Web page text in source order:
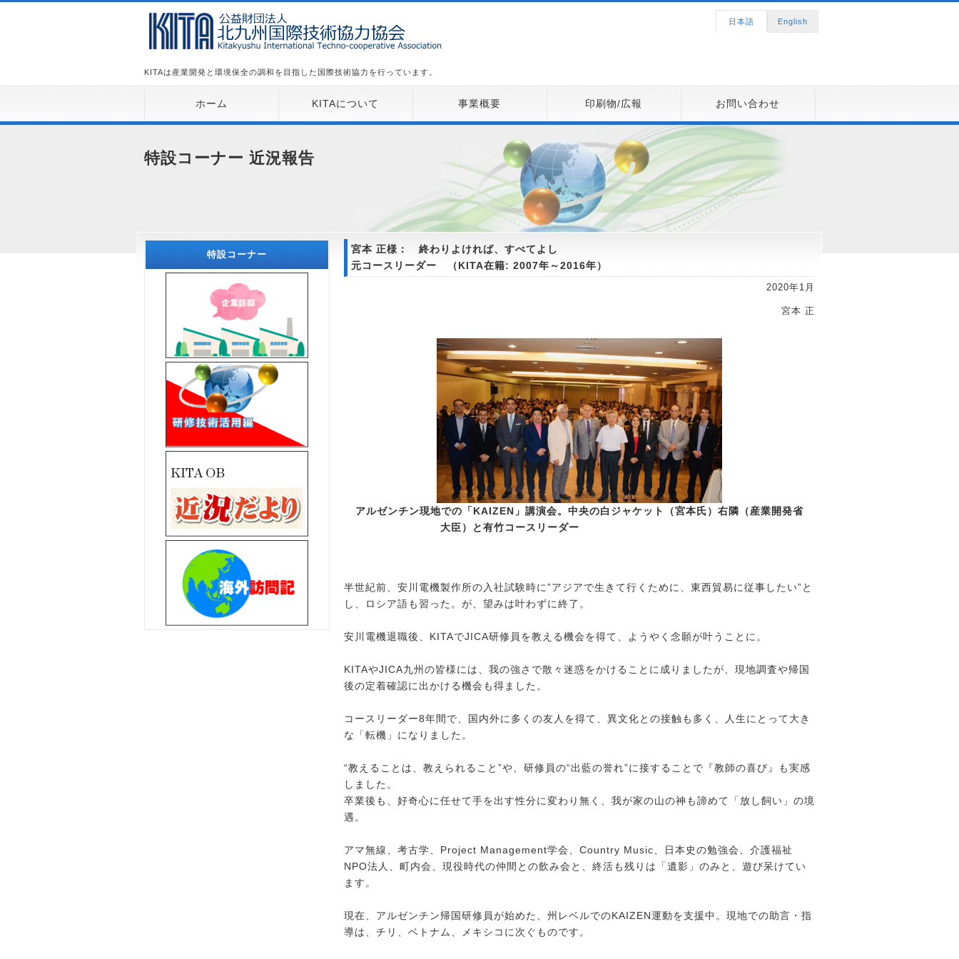
日本語 English
KITAは産業開発と環境保全の調和を目指した国際技術協力を行っています。
ホーム KITAについて 事業概要 印刷物/広報 お問い合わせ
特設コーナー 近況報告
宮本 正様： 終わりよければ、すべてよし
元コースリーダー （KITA在籍: 2007年～2016年）
2020年1月
宮本 正
アルゼンチン現地での「KAIZEN」講演会。中央の白ジャケット（宮本氏）右隣（産業開発省
大臣）と有竹コースリーダー
半世紀前、安川電機製作所の入社試験時に”アジアで生きて行くために、東西貿易に従事したい”と
し、ロシア語も習った。が、望みは叶わずに終了。
安川電機退職後、KITAでJICA研修員を教える機会を得て、ようやく念願が叶うことに。
KITAやJICA九州の皆様には、我の強さで散々迷惑をかけることに成りましたが、現地調査や帰国
後の定着確認に出かける機会も得ました。
コースリーダー8年間で、国内外に多くの友人を得て、異文化との接触も多く、人生にとって大き
な「転機」になりました。
“教えることは、教えられること”や、研修員の“出藍の誉れ”に接することで『教師の喜び』も実感
しました。
卒業後も、好奇心に任せて手を出す性分に変わり無く、我が家の山の神も諦めて「放し飼い」の境
遇。
アマ無線、考古学、Project Management学会、Country Music、日本史の勉強会、介護福祉
NPO法人、町内会、現役時代の仲間との飲み会と、終活も残りは「遺影」のみと、遊び呆けてい
ます。
現在、アルゼンチン帰国研修員が始めた、州レベルでのKAIZEN運動を支援中。現地での助言・指
導は、チリ、ベトナム、メキシコに次ぐものです。
特設コーナー